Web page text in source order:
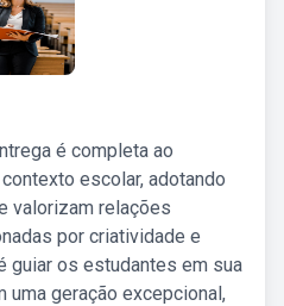
é completa ao
escolar, adotando
valorizam relações
por criatividade e
guiar os estudantes em sua
uma geração excepcional,